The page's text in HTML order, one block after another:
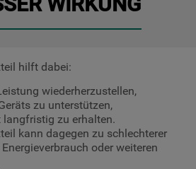
hilft dabei:
wiederherzustellen,
zu unterstützen,
langfristig zu erhalten.
kann dagegen zu schlechterer
oder weiteren